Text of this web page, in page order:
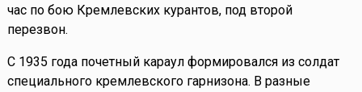
час по бою Кремлевских курантов, под второй
перезвон.
С 1935 года почетный караул формировался из солдат
специального кремлевского гарнизона. В разные